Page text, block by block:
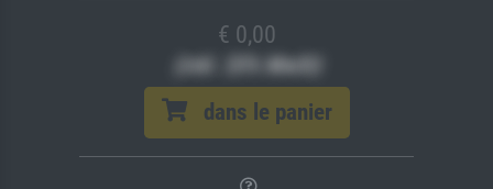
€ 0,00
(inkl. 20% MwSt)
dans le panier